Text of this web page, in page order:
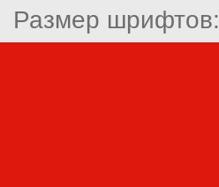
Размер шрифтов: